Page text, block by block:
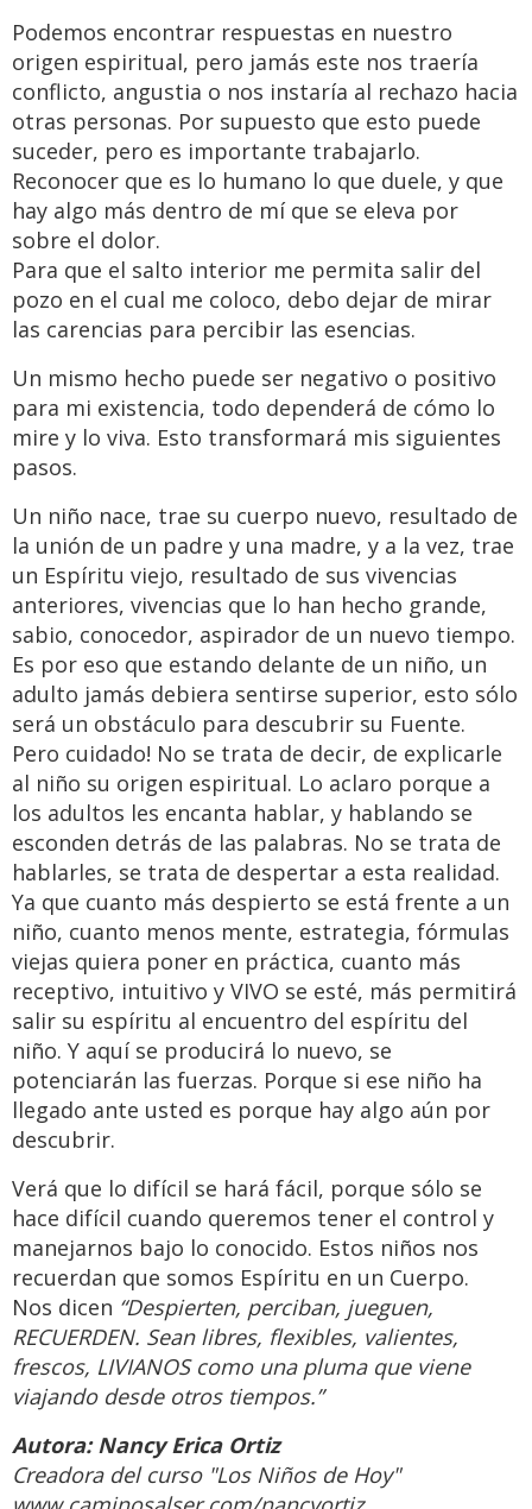
Podemos encontrar respuestas en nuestro
origen espiritual, pero jamás este nos traería
conflicto, angustia o nos instaría al rechazo hacia
otras personas. Por supuesto que esto puede
suceder, pero es importante trabajarlo.
Reconocer que es lo humano lo que duele, y que
hay algo más dentro de mí que se eleva por
sobre el dolor.
Para que el salto interior me permita salir del
pozo en el cual me coloco, debo dejar de mirar
las carencias para percibir las esencias.
Un mismo hecho puede ser negativo o positivo
para mi existencia, todo dependerá de cómo lo
mire y lo viva. Esto transformará mis siguientes
pasos.
Un niño nace, trae su cuerpo nuevo, resultado de
la unión de un padre y una madre, y a la vez, trae
un Espíritu viejo, resultado de sus vivencias
anteriores, vivencias que lo han hecho grande,
sabio, conocedor, aspirador de un nuevo tiempo.
Es por eso que estando delante de un niño, un
adulto jamás debiera sentirse superior, esto sólo
será un obstáculo para descubrir su Fuente.
Pero cuidado! No se trata de decir, de explicarle
al niño su origen espiritual. Lo aclaro porque a
los adultos les encanta hablar, y hablando se
esconden detrás de las palabras. No se trata de
hablarles, se trata de despertar a esta realidad.
Ya que cuanto más despierto se está frente a un
niño, cuanto menos mente, estrategia, fórmulas
viejas quiera poner en práctica, cuanto más
receptivo, intuitivo y VIVO se esté, más permitirá
salir su espíritu al encuentro del espíritu del
niño. Y aquí se producirá lo nuevo, se
potenciarán las fuerzas. Porque si ese niño ha
llegado ante usted es porque hay algo aún por
descubrir.
Verá que lo difícil se hará fácil, porque sólo se
hace difícil cuando queremos tener el control y
manejarnos bajo lo conocido. Estos niños nos
recuerdan que somos Espíritu en un Cuerpo.
Nos dicen “Despierten, perciban, jueguen,
RECUERDEN. Sean libres, flexibles, valientes,
frescos, LIVIANOS como una pluma que viene
viajando desde otros tiempos.”
Autora: Nancy Erica Ortiz
Creadora del curso "Los Niños de Hoy"
Retiro Espiritual de Caminos al